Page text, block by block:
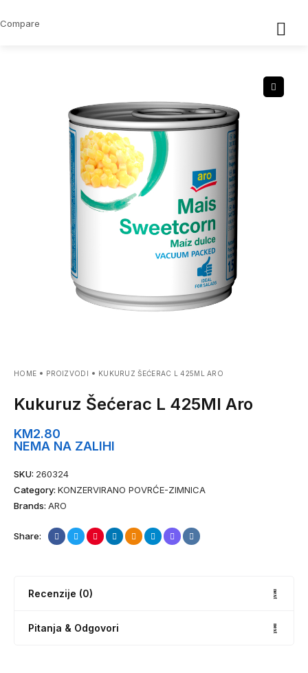
HOME PROIZVODI KUKURUZ ŠEĆERAC L 425ML ARO
Kukuruz Šećerac L 425Ml Aro
KM2.80
NEMA NA ZALIHI
SKU: 260324
Category: KONZERVIRANO POVRĆE-ZIMNICA
Brands: ARO
Share:
Recenzije (0)
Pitanja & Odgovori
Compare